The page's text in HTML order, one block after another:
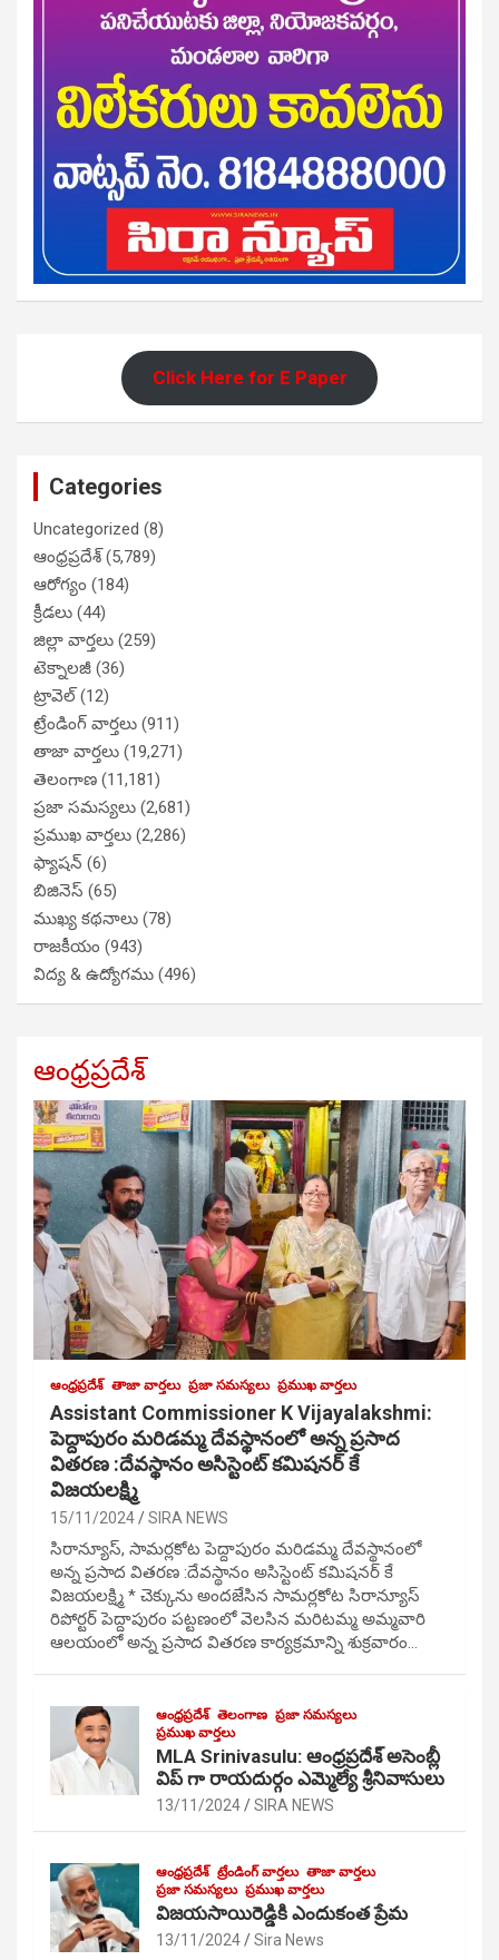
Click Here for E Paper
Categories
Uncategorized (8)
ఆంధ్రప్రదేశ్(5,789)
ఆరోగ్యం (184)
క్రీడలు (44)
జిల్లా వార్తలు (259)
టెక్నాలజీ (36)
ట్రావెల్(12)
ట్రేండింగ్ వార్తలు (911)
తాజా వార్తలు (19,271)
తెలంగాణ (11,181)
ప్రజా సమస్యలు (2,681)
ప్రముఖ వార్తలు (2,286)
ఫ్యాషన్ (6)
బిజినెస్ (65)
ముఖ్య కథనాలు (78)
రాజకీయం (943)
విద్య & ఉద్యోగము (496)
ఆంధ్రప్రదేశ్
ఆంధ్రప్రదేశ్ తాజా వార్తలు ప్రజా సమస్యలు ప్రముఖ వార్తలు
Assistant Commissioner K Vijayalakshmi:
పెద్దాపురం మరిడమ్మ దేవస్థానంలో అన్న ప్రసాద
వితరణ :దేవస్థానం అసిస్టెంట్ కమిషనర్ కే
విజయలక్ష్మి
15/11/2024 SIRA NEWS
సిరాన్యూస్, సామర్లకోట పెద్దాపురం మరిడమ్మ దేవస్థానంలో
అన్న ప్రసాద వితరణ :దేవస్థానం అసిస్టెంట్ కమిషనర్ కే
విజయలక్ష్మి * చెక్కును అందజేసిన సామర్లకోట సిరాన్యూస్
రిపోర్టర్ పెద్దాపురం పట్టణంలో వెలసిన మరిటమ్మ అమ్మవారి
ఆలయంలో అన్న ప్రసాద వితరణ కార్యక్రమాన్ని శుక్రవారం…
ఆంధ్రప్రదేశ్ తెలంగాణ ప్రజా సమస్యలు
ప్రముఖ వార్తలు
MLA Srinivasulu: ఆంధ్రప్రదేశ్ అసెంబ్లీ
విప్ గా రాయదుర్గం ఎమ్మెల్యే శ్రీనివాసులు
13/11/2024 SIRA NEWS
ఆంధ్రప్రదేశ్ ట్రేండింగ్ వార్తలు తాజా వార్తలు
ప్రజా సమస్యలు ప్రముఖ వార్తలు
విజయసాయిరెడ్డికి ఎందుకంత ప్రేమ
13/11/2024 Sira News